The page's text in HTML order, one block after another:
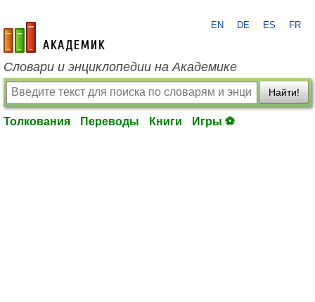
academic.ru
EN DE ES FR
Словари и энциклопедии на Академике
Найти!
Толкования Переводы Книги Игры ⚽